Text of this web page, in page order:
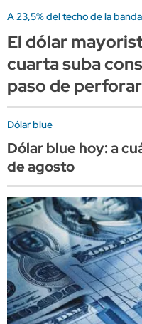
A 23,5% del techo de la banda
El dólar
cuarta suba
paso de
Dólar blue
Dólar blue hoy: a
de agosto